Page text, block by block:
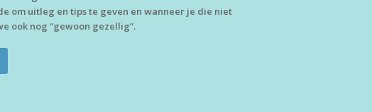
om uitleg en tips te geven en wanneer je die niet
ook nog “gewoon gezellig”.